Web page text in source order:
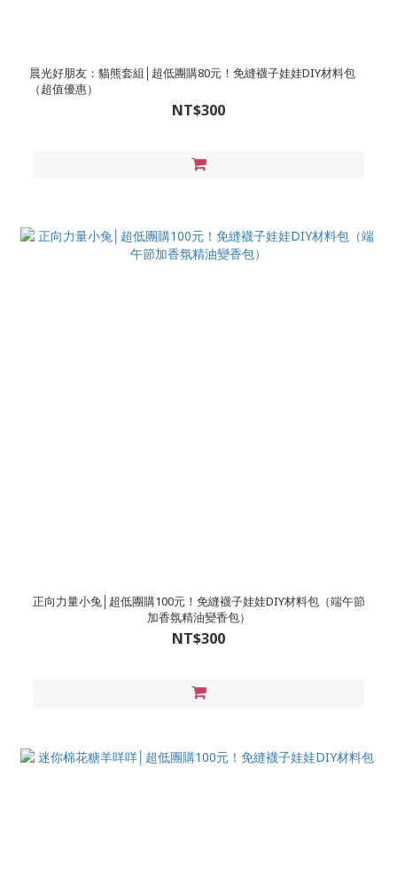
晨光好朋友：貓熊套組│超低團購80元！免縫襪子娃娃DIY材料包
（超值優惠）
NT$300
正向力量小兔│超低團購100元！免縫襪子娃娃DIY材料包（端午節
加香氛精油變香包）
NT$300